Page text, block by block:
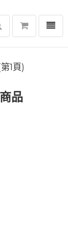
選單
1頁)
品